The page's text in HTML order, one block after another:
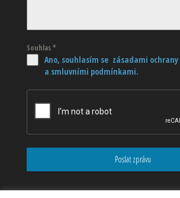
Souhlas*
Ano, souhlasím se zásadami
a smluvními podmínkami.
Poslat zprávu